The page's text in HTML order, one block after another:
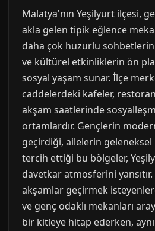
Malatya'nın Yeşilyurt ilçesi,
akla gelen tipik eğlence
daha çok huzurlu
ve kültürel etkinliklerin ön
sosyal yaşam sunar. İlçe
caddelerdeki kafeler,
akşam saatlerinde
ortamlardır. Gençlerin
geçirdiği, ailelerin geleneksel
tercih ettiği bu bölgeler,
davetkar atmosferini
akşamlar geçirmek
ve genç odaklı mekanları
bir kitleye hitap ederken,